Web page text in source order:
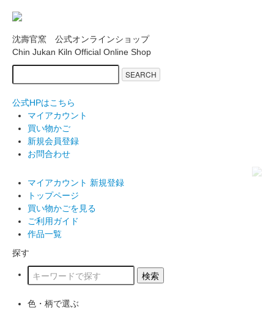
沈壽官窯 公式オンラインショップ
Chin Jukan Kiln Official Online Shop
SEARCH
公式HPはこちら
マイアカウント
買い物かご
新規会員登録
お問合わせ
マイアカウント 新規登録
トップページ
買い物かごを見る
ご利用ガイド
作品一覧
探す
色・柄で選ぶ